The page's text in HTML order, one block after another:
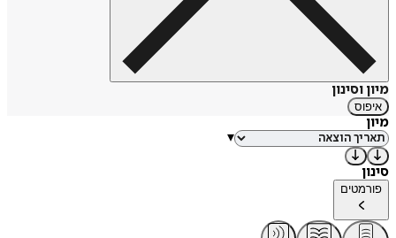
מיון וסינון
איפוס
מיון
▾
סינון
פורמטים